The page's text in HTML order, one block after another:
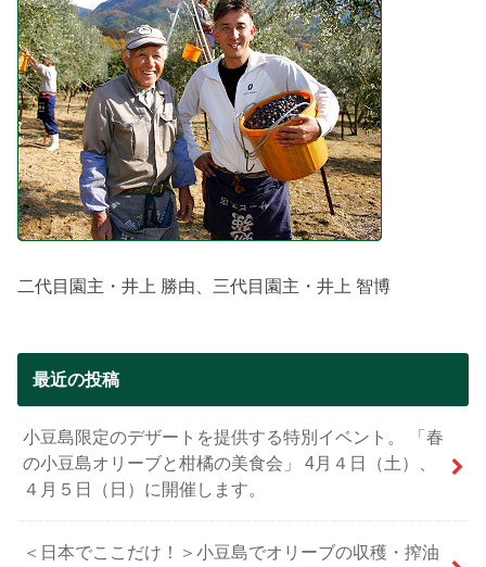
二代目園主・井上 勝由、三代目園主・井上 智博
最近の投稿
小豆島限定のデザートを提供する特別イベント。 「春
の小豆島オリーブと柑橘の美食会」 4月４日（土）、
４月５日（日）に開催します。
＜日本でここだけ！＞小豆島でオリーブの収穫・搾油